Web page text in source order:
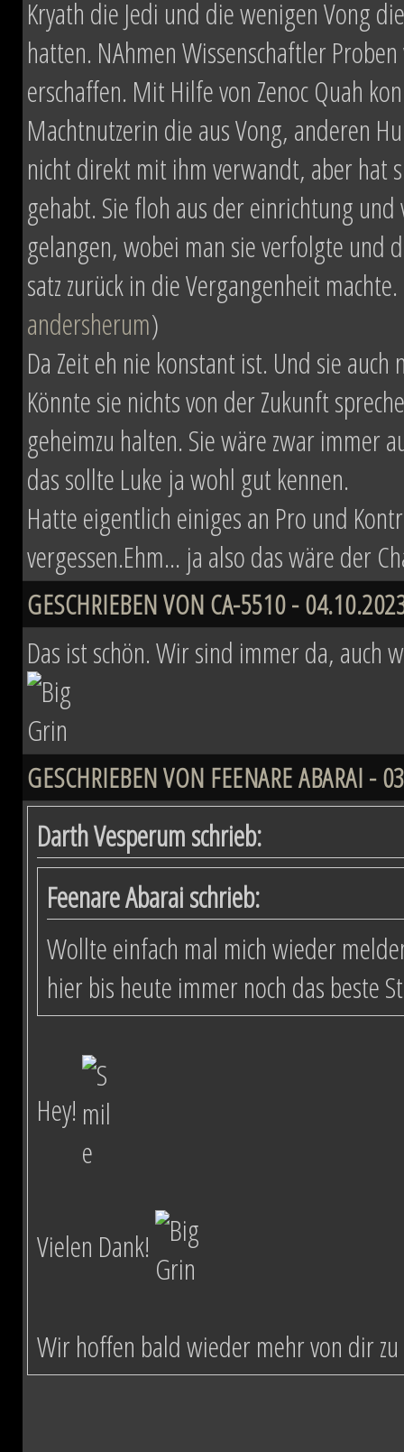
Kryath die Jedi und die wenigen Vong
hatten. NAhmen Wissenschaftler
erschaffen. Mit Hilfe von Zenoc Quah
Machtnutzerin die aus Vong, anderen
nicht direkt mit ihm verwandt, aber hat
gehabt. Sie floh aus der einrichtung
gelangen, wobei man sie verfolgte und
satz zurück in die Vergangenheit
andersherum)
Da Zeit eh nie konstant ist. Und sie
Könnte sie nichts von der Zukunft
geheimzu halten. Sie wäre zwar immer
das sollte Luke ja wohl gut kennen.
Hatte eigentlich einiges an Pro und
vergessen.Ehm... ja also das wäre der
GESCHRIEBEN VON CA-5510 -
Das ist schön. Wir sind immer da, auch
GESCHRIEBEN VON FEENARE ABARAI -
Darth Vesperum schrieb:
Feenare Abarai schrieb:
Wollte einfach mal mich wieder
hier bis heute immer noch das beste
Hey!
Vielen Dank!
Wir hoffen bald wieder mehr von dir